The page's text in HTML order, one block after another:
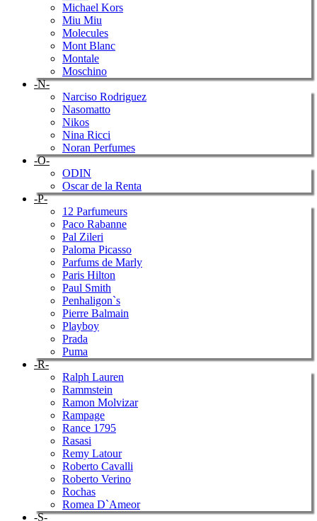
Michael Kors
Miu Miu
Molecules
Mont Blanc
Montale
Moschino
-N-
Narciso Rodriguez
Nasomatto
Nikos
Nina Ricci
Noran Perfumes
-O-
ODIN
Oscar de la Renta
-P-
12 Parfumeurs
Paco Rabanne
Pal Zileri
Paloma Picasso
Parfums de Marly
Paris Hilton
Paul Smith
Penhaligon`s
Pierre Balmain
Playboy
Prada
Puma
-R-
Ralph Lauren
Rammstein
Ramon Molvizar
Rampage
Rance 1795
Rasasi
Remy Latour
Roberto Cavalli
Roberto Verino
Rochas
Romea D`Ameor
-S-